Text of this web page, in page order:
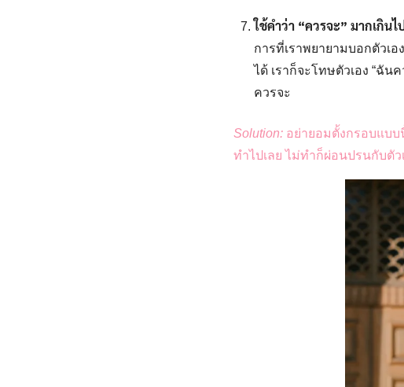
ใช้คำว่า “ควรจะ” มากเกินไ
การที่เราพยายามบอกตัวเอ
ได้ เราก็จะโทษตัวเอง “ฉั
ควรจะ
Solution: อย่ายอมตั้งกรอบแบบ
ทำไปเลย ไม่ทำก็ผ่อนปรนกับตัว